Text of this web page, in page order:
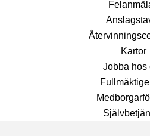
Kartor
Jobba hos